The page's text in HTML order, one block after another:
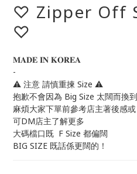
♡ Zipper Off
♡
𝐌𝐀𝐃𝐄 𝐈𝐍 𝐊𝐎𝐑𝐄𝐀
-
⚠️ 注意 請慎重揀 Size ⚠️
抱歉不會因為 Big Size 太闊而換
麻煩大家下單前參考店主著後感或
可DM店主了解更多
大碼檔口既  F Size 都偏闊
BIG SIZE 既話係更闊的！